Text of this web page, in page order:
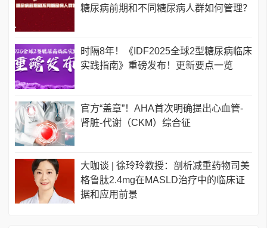
糖尿病前期和不同糖尿病人群如何管理？
时隔8年！《IDF2025全球2型糖尿病临床
实践指南》重磅发布！更新要点一览
官方“盖章”！AHA首次明确提出心血管-
肾脏-代谢（CKM）综合征
大咖谈 | 徐玲玲教授：剖析减重药物司美
格鲁肽2.4mg在MASLD治疗中的临床证
据和应用前景